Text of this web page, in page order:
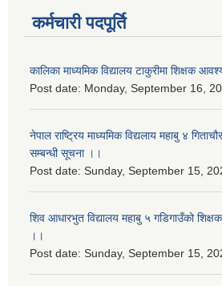
कर्मचारी पदपूर्ति
कालिका माध्यमिक विद्यालय टाकुरीमा शिक्षक
Post date: Monday, September 16,
नेपाल राष्ट्रिय माध्यमिक विद्यलाय महाबु ४
सम्बन्धी सूचना ।।
Post date: Sunday, September 15,
शिव आधारभुत विद्यालय महाबु ५ गडिगाउँको
।।
Post date: Sunday, September 15,